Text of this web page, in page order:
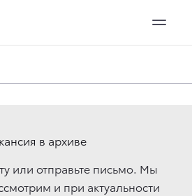
в архиве
или отправьте письмо. Мы
и при актуальности